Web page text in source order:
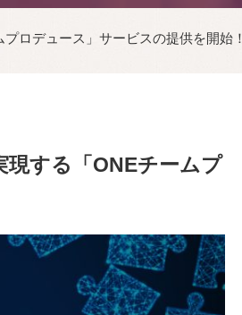
ロデュース」サービスの提供を開始！
現する「ONEチームプ